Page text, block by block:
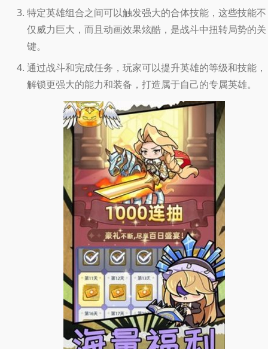
特定英雄组合之间可以触发强大的合体技能，这些技能不
仅威力巨大，而且动画效果炫酷，是战斗中扭转局势的关
键。
通过战斗和完成任务，玩家可以提升英雄的等级和技能，
解锁更强大的能力和装备，打造属于自己的专属英雄。